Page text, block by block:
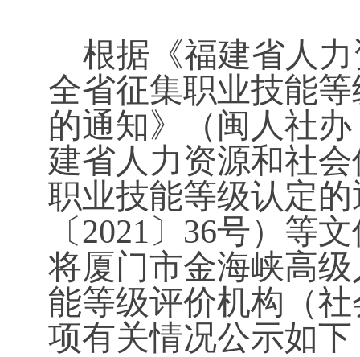
根据《福建省人
全省征集职业技能
的通知》（闽人社办
建省人力资源和社
职业技能等级认定
〔2021〕36号）等
将厦门市金海峡高
能等级评价机构（
项有关情况公示如下